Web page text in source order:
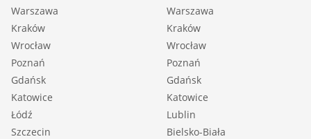
Warszawa
Kraków
Wrocław
Poznań
Gdańsk
Katowice
Łódź
Szczecin
Warszawa
Kraków
Wrocław
Poznań
Gdańsk
Katowice
Lublin
Bielsko-Biała